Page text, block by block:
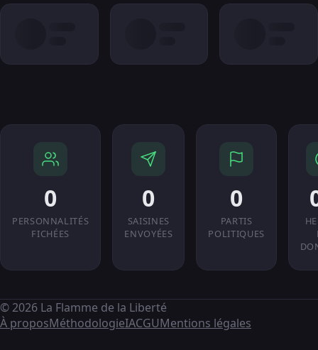
0
PERSONNALITÉS
FICHÉES
0
SAISINES
ENVOYÉES
0
PARTIS
POLITIQUES
© 2026 La Flamme de la Liberté
À proposMéthodologieIACGUMentions légales